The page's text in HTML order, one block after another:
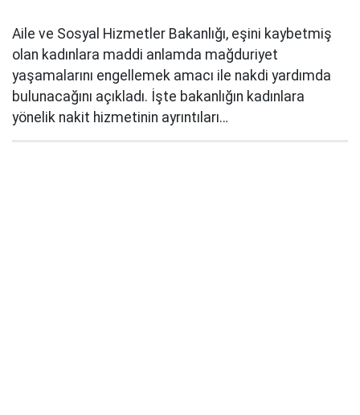
Aile ve Sosyal Hizmetler Bakanlığı, eşini kaybetmiş
olan kadınlara maddi anlamda mağduriyet
yaşamalarını engellemek amacı ile nakdi yardımda
bulunacağını açıkladı. İşte bakanlığın kadınlara
yönelik nakit hizmetinin ayrıntıları…